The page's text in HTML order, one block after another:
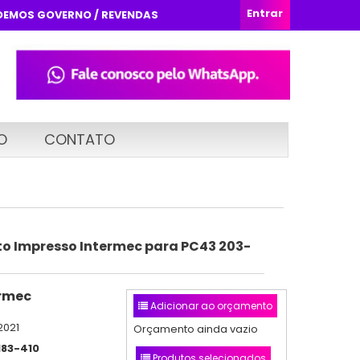
Entrar
GOVERNO / REVENDAS
CONTATO
Impresso Intermec para PC43 203-
410
Adicionar ao orçamento
Orçamento ainda vazio